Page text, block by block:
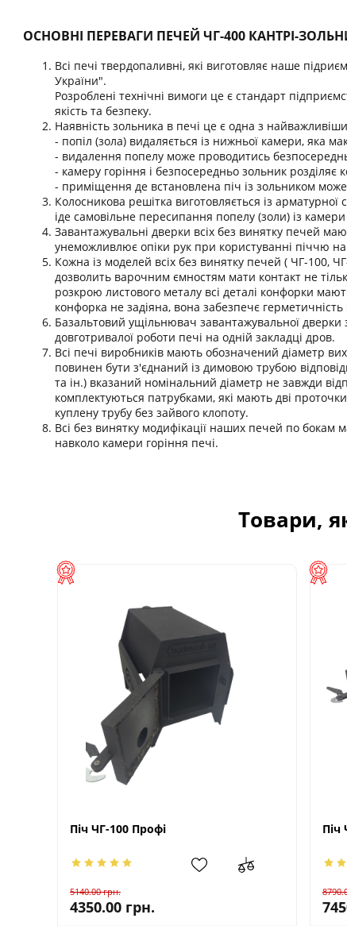
ОСНОВНІ ПЕРЕВАГИ ПЕЧЕЙ ЧГ-400 КАНТРІ-
Всі печі твердопаливні, які виготовляє наше
України".
Розроблені технічні вимоги це є стандарт
якість та безпеку.
Наявність зольника в печі це є одна з
- попіл (зола) видаляється із нижньої камери, яка
- видалення попелу може проводитись
- камеру горіння і безпосередньо зольник
- приміщення де встановлена піч із зольником
Колосникова решітка виготовляється із
іде самовільне пересипання попелу (золи) із
Завантажувальні дверки всіх без винятку печей
унеможливлює опіки рук при користуванні піччю
Кожна із моделей всіх без винятку печей ( ЧГ-100,
дозволить варочним ємностям мати контакт не
розкрою листового металу всі деталі конфорки
конфорка не задіяна, вона забезпечє
Базальтовий ущільнювач завантажувальної
довготривалої роботи печі на одній закладці дров.
Всі печі виробників мають обозначений діаметр
повинен бути з'єднаний із димовою трубою
та ін.) вказаний номінальний діаметр не завжди
комплектуються патрубками, які мають дві
куплену трубу без зайвого клопоту.
Всі без винятку модифікації наших печей по бокам
навколо камери горіння печі.
Товари,
Піч ЧГ-100 Профі
5140.00грн.
4350.00 грн.
Піч